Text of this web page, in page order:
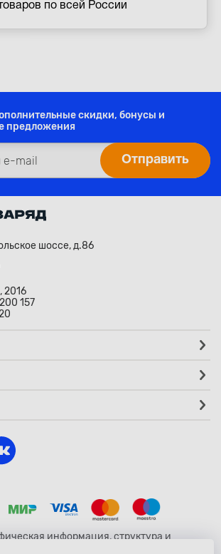
по всей России
скидки, бонусы и
предложения
шоссе, д.86
157
информация, структура и
avtozaryad.ru защищены российскими и